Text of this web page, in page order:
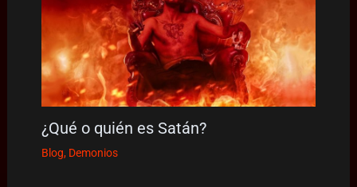
¿Qué o quién es Satán?
Blog, Demonios